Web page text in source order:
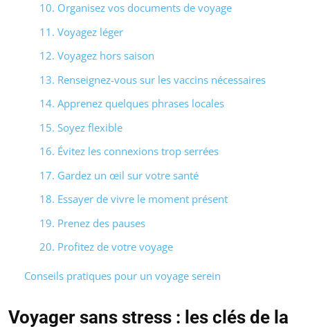
10. Organisez vos documents de voyage
11. Voyagez léger
12. Voyagez hors saison
13. Renseignez-vous sur les vaccins nécessaires
14. Apprenez quelques phrases locales
15. Soyez flexible
16. Évitez les connexions trop serrées
17. Gardez un œil sur votre santé
18. Essayer de vivre le moment présent
19. Prenez des pauses
20. Profitez de votre voyage
Conseils pratiques pour un voyage serein
Voyager sans stress : les clés de la